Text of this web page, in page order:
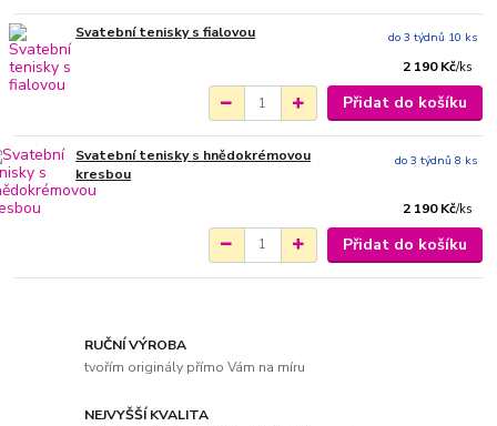
Svatební tenisky s fialovou
2 190 Kč/ks
do 3 týdnů 10 ks
Přidat do košíku
Svatební tenisky s hnědokrémovou
kresbou
2 190 Kč/ks
do 3 týdnů 8 ks
Přidat do košíku
RUČNÍ VÝROBA
tvořím originály přímo Vám na míru
NEJVYŠŠÍ KVALITA